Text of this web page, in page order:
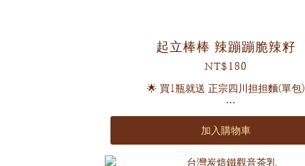
起立棒棒 辣蹦蹦脆辣籽
NT$180
🌟 買1瓶就送 正宗四川担担麵(單包)
🌶️ 1瓶 250g(固形物175g)
🌶️ 效期2年
酥脆口感 多層風味 濃郁不嗆辣
加入購物車